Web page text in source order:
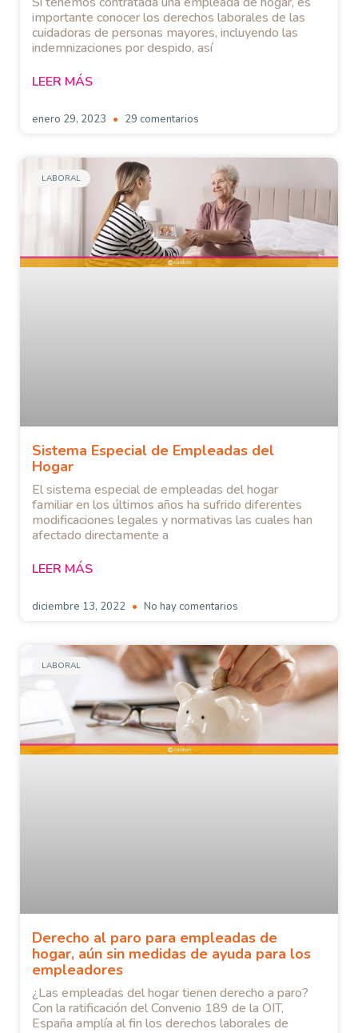
importante conocer los derechos laborales de las
cuidadoras de personas mayores, incluyendo las
indemnizaciones por despido, así
LEER MÁS
enero 29, 2023 29 comentarios
LABORAL
Sistema Especial de Empleadas del
Hogar
El sistema especial de empleadas del hogar
familiar en los últimos años ha sufrido diferentes
modificaciones legales y normativas las cuales han
afectado directamente a
LEER MÁS
diciembre 13, 2022 No hay comentarios
LABORAL
Derecho al paro para empleadas de
hogar, aún sin medidas de ayuda para los
empleadores
¿Las empleadas del hogar tienen derecho a paro?
Con la ratificación del Convenio 189 de la OIT,
España amplía al fin los derechos laborales de